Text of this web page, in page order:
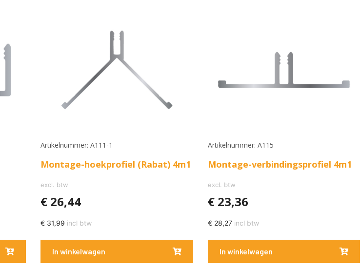
Artikelnummer: A111-1
Montage-hoekprofiel (Rabat) 4m1
excl. btw
€ 26,44
€ 31,99 incl btw
In winkelwagen
Artikelnummer: A115
Montage-verbindingsprofiel 4m1
excl. btw
€23,36
€28,27incl btw
In winkelwagen